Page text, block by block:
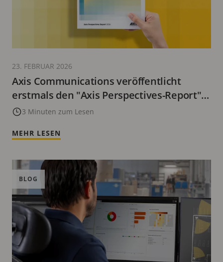
Axis Communications veröffentlicht
erstmals den "Axis Perspectives-Report"
zur sich wandelnden Rolle intelligenter
3 Minuten zum Lesen
23. FEBRUAR 2026
MEHR LESEN
BLOG